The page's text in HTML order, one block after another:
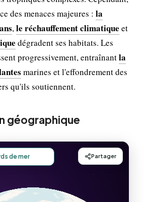
des menaces majeures : la
,le réchauffement climatique et
dégradent ses habitats. Les
progressivement, entraînantla
marines et l'effondrement des
qu'ils soutiennent.
géographique